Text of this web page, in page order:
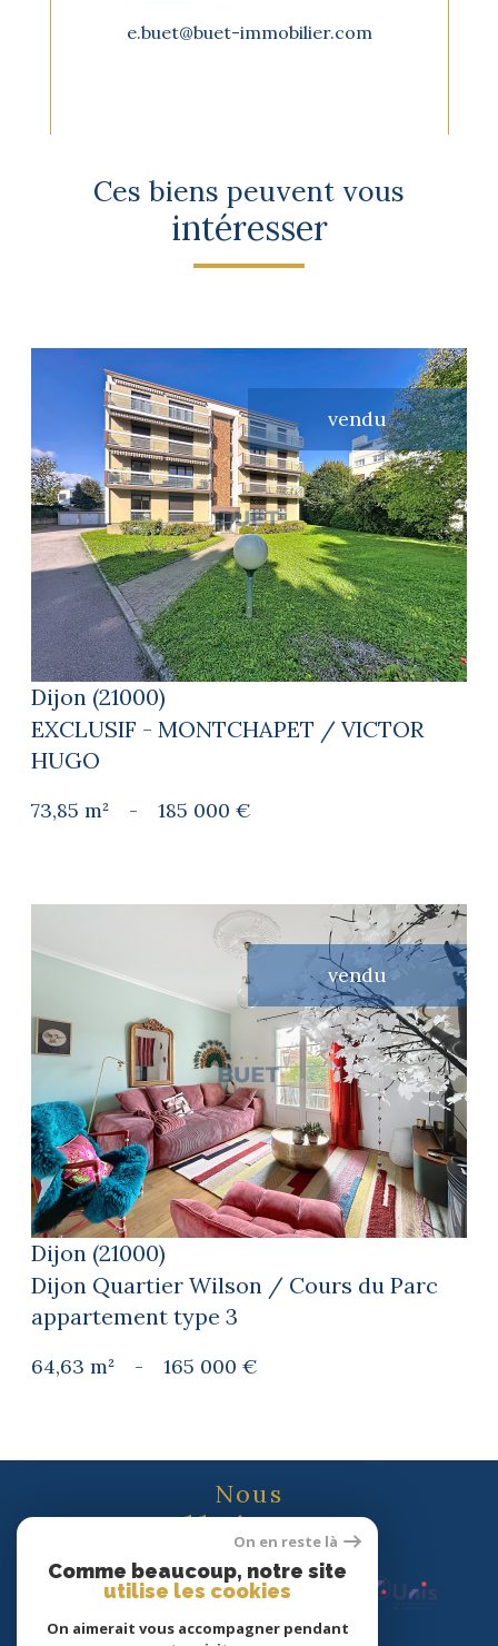
e.buet@buet-immobilier.com
Ces biens peuvent vous
intéresser
vendu
voir le bien
Dijon (21000)
EXCLUSIF - MONTCHAPET / VICTOR
HUGO
73,85 m² - 185 000 €
vendu
voir le bien
Dijon (21000)
Dijon Quartier Wilson / Cours du Parc
appartement type 3
64,63 m² - 165 000 €
Nous
adhérons
On en reste là
Comme beaucoup, notre site
utilise les cookies
On aimerait vous accompagner pendant